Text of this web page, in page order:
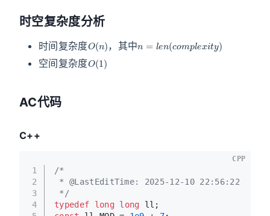
时空复杂度分析
时间复杂度 ，其中
空间复杂度
O (1)
AC代码
C++
1
2
3
4
/*
* @LastEditTime: 2025-12-10 22:56:22
*/
typedef
long long ll;
CPP